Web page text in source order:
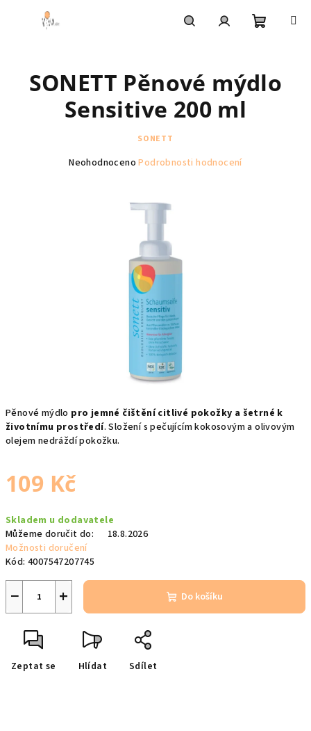
košík
Pěnové mýdlo pro jemné čištění citlivé pokožky a šetrné k
životnímu prostředí. Složení spečujícím kokosovým a olivovým
olejem nedráždí pokožku.
109 Kč
cena:
Skladem u dodavatele
Můžeme doručit do:
18.8.2026
Možnosti doručení
Kód: 4007547207745
+
− Do košíku
Zeptat se Hlídat Sdílet
SONETT Pěnové mýdlo
Sensitive 200 ml
SONETT
Průměrné
Neohodnoceno Podrobnosti hodnocení